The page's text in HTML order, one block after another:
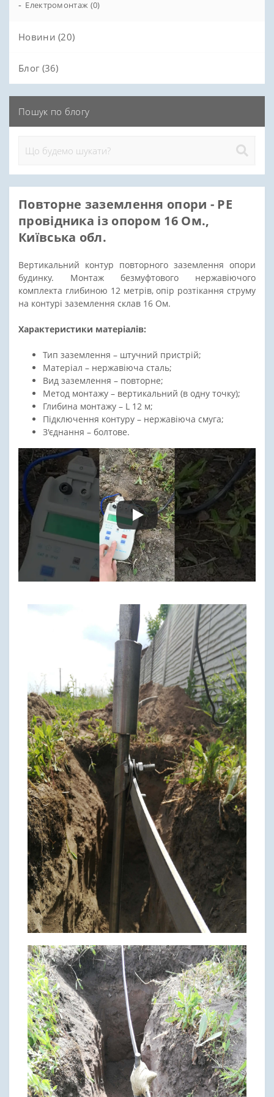
- Електромонтаж (0)
Новини (20)
Блог (36)
Пошук по блогу
Повторне заземлення опори - РЕ
провідника із опором 16 Ом.,
Київська обл.
Вертикальний контур повторного заземлення опори
будинку. Монтаж безмуфтового нержавіючого
комплекта глибиною 12 метрів, опір розтікання струму
на контурі заземлення склав 16 Ом.
Характеристики матеріалів:
Тип заземлення – штучний пристрій;
Матеріал – нержавіюча сталь;
Вид заземлення – повторне;
Метод монтажу – вертикальний (в одну точку);
Глибина монтажу – L 12 м;
Підключення контуру – нержавіюча смуга;
З'єднання – болтове.